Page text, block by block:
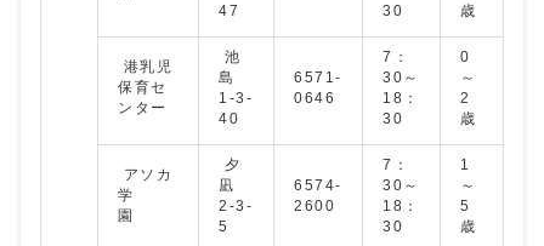
47
30
歳
港乳児
保育セ
ンター
池
島
1-3-
40
6571-
0646
7：
30～
18：
30
0
～
2
歳
アソカ
学
園
夕
凪
2-3-
5
6574-
2600
7：
30～
18：
30
1
～
5
歳